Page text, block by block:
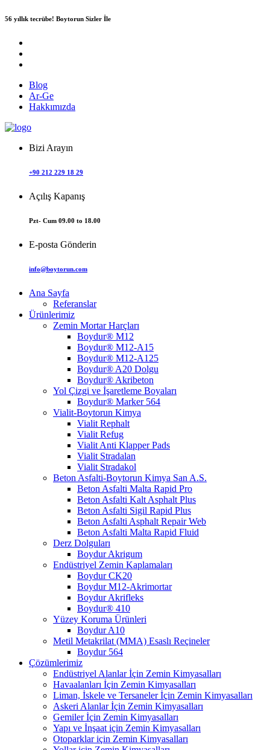
56 yıllık tecrübe! Boytorun Sizler İle
Blog
Ar-Ge
Hakkımızda
Bizi Arayın
+90 212 229 18 29
Açılış Kapanış
Pzt- Cum 09.00 to 18.00
E-posta Gönderin
info@boytorun.com
Ana Sayfa
Referanslar
Ürünlerimiz
Zemin Mortar Harçları
Boydur® M12
Boydur® M12-A15
Boydur® M12-A125
Boydur® A20 Dolgu
Boydur® Akribeton
Yol Çizgi ve İşaretleme Boyaları
Boydur® Marker 564
Vialit-Boytorun Kimya
Vialit Rephalt
Vialit Refug
Vialit Anti Klapper Pads
Vialit Stradalan
Vialit Stradakol
Beton Asfalti-Boytorun Kimya San A.S.
Beton Asfalti Malta Rapid Pro
Beton Asfalti Kalt Asphalt Plus
Beton Asfalti Sigil Rapid Plus
Beton Asfalti Asphalt Repair Web
Beton Asfalti Malta Rapid Fluid
Derz Dolguları
Boydur Akrigum
Endüstriyel Zemin Kaplamaları
Boydur CK20
Boydur M12-Akrimortar
Boydur Akrifleks
Boydur® 410
Yüzey Koruma Ürünleri
Boydur A10
Metil Metakrilat (MMA) Esaslı Reçineler
Boydur 564
Çözümlerimiz
Endüstriyel Alanlar İçin Zemin Kimyasalları
Havaalanları İçin Zemin Kimyasalları
Liman, İskele ve Tersaneler İçin Zemin Kimyasalları
Askeri Alanlar İçin Zemin Kimyasalları
Gemiler İçin Zemin Kimyasalları
Yapı ve İnşaat için Zemin Kimyasalları
Otoparklar için Zemin Kimyasalları